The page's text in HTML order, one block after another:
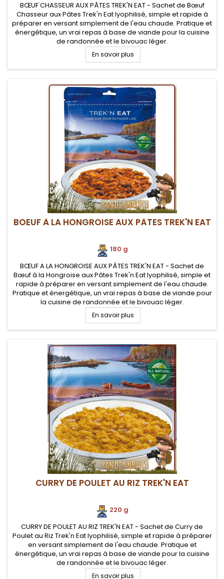
BŒUF CHASSEUR AUX PÂTES TREK'N EAT - Sachet de Bœuf
Chasseur aux Pâtes Trek'n Eat lyophilisé, simple et rapide à
préparer en versant simplement de l'eau chaude. Pratique et
énergétique, un vrai repas à base de viande pour la cuisine
de randonnée et le bivouac léger.
En savoir plus
BOEUF À LA HONGROISE AUX PÂTES TREK'N EAT
180 g
BŒUF A LA HONGROISE AUX PÂTES TREK'N EAT - Sachet de
Bœuf à la Hongroise aux Pâtes Trek'n Eat lyophilisé, simple et
rapide à préparer en versant simplement de l'eau chaude.
Pratique et énergétique, un vrai repas à base de viande pour
la cuisine de randonnée et le bivouac léger.
En savoir plus
CURRY DE POULET AU RIZ TREK'N EAT
220 g
CURRY DE POULET AU RIZ TREK'N EAT - Sachet de Curry de
Poulet au Riz Trek'n Eat lyophilisé, simple et rapide à préparer
en versant simplement de l'eau chaude. Pratique et
énergétique, un vrai repas à base de viande pour la cuisine
de randonnée et le bivouac léger.
En savoir plus